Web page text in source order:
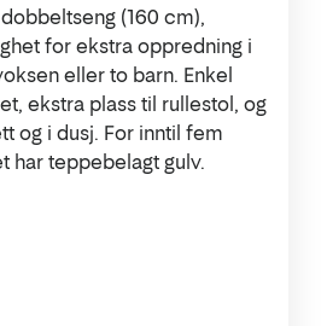
(160 cm),
for ekstra oppredning i
eller to barn. Enkel
ekstra plass til rullestol, og
og i dusj. For inntil fem
har teppebelagt gulv.